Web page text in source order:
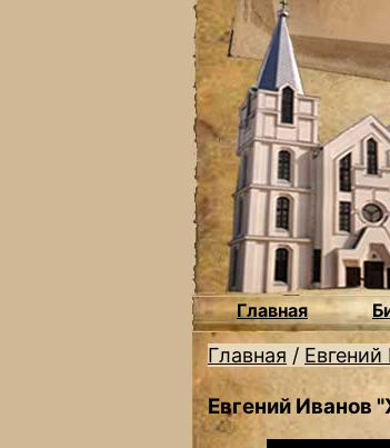
Главная
Главная /
Евгений Иванов